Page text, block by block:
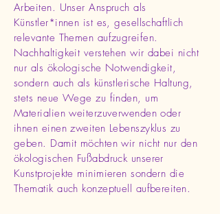
Arbeiten. Unser Anspruch als
Künstler*innen ist es, gesellschaftlich
relevante Themen aufzugreifen.
Nachhaltigkeit verstehen wir dabei nicht
nur als ökologische Notwendigkeit,
sondern auch als künstlerische Haltung,
stets neue Wege zu finden, um
Materialien weiterzuverwenden oder
ihnen einen zweiten Lebenszyklus zu
geben. Damit möchten wir nicht nur den
ökologischen Fußabdruck unserer
Kunstprojekte minimieren sondern die
Thematik auch konzeptuell aufbereiten.